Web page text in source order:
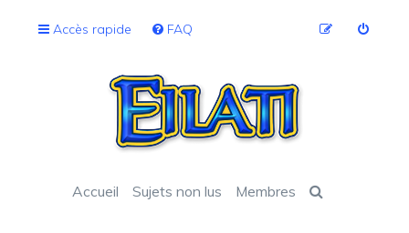
Accès rapide FAQ
Accueil Sujets non lus Membres